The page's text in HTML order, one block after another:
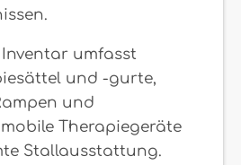
umfasst
und -gurte,
und
Therapiegeräte
Stallausstattung.